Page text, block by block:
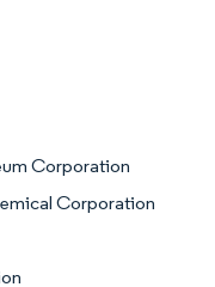
Corporation
Corporation